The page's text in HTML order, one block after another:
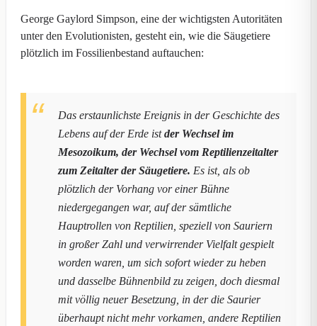
George Gaylord Simpson, eine der wichtigsten Autoritäten
unter den Evolutionisten, gesteht ein, wie die Säugetiere
plötzlich im Fossilienbestand auftauchen:
Das erstaunlichste Ereignis in der Geschichte des
Lebens auf der Erde istder Wechsel im
Mesozoikum, der Wechsel vom Reptilienzeitalter
zum Zeitalter der Säugetiere. Es ist, als ob
plötzlich der Vorhang vor einer Bühne
niedergegangen war, auf der sämtliche
Hauptrollen von Reptilien, speziell von Sauriern
in großer Zahl und verwirrender Vielfalt gespielt
worden waren, um sich sofort wieder zu heben
und dasselbe Bühnenbild zu zeigen, doch diesmal
mit völlig neuer Besetzung, in der die Saurier
überhaupt nicht mehr vorkamen, andere Reptilien